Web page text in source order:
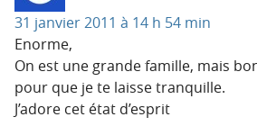
31 janvier 2011 à 14 h 54 min
Enorme,
On est une grande famille, mais
pour que je te laisse tranquille.
J’adore cet état d’esprit